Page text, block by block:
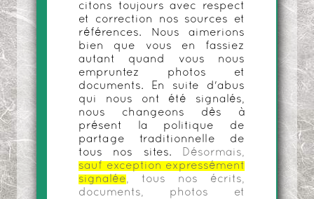
citons toujours avec respect
et correction nos sources et
références. Nous aimerions
bien que vous en fassiez
autant quand vous nous
empruntez photos et
documents. En suite d'abus
qui nous ont été signalés,
nous changeons dès à
présent la politique de
partage traditionnelle de
tous nos sites.
Désormais,
sauf exception expressément
signalée, tous nos écrits,
documents, photos et